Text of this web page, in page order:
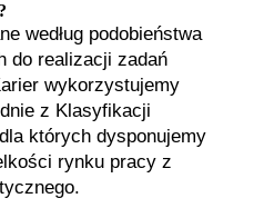
według podobieństwa
do realizacji zadań
wykorzystujemy
z Klasyfikacji
których dysponujemy
rynku pracy z